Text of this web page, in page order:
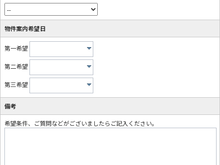
物件案内希望日
第一希望
第二希望
第三希望
備考
希望条件、ご質問などがございましたらご記入ください。